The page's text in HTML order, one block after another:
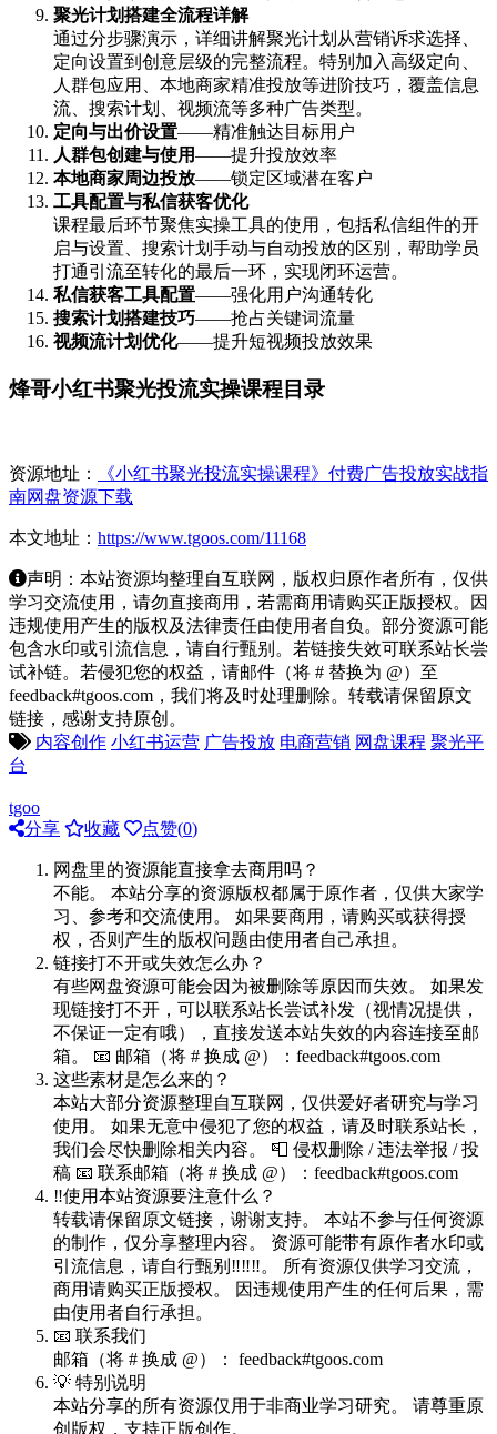
聚光计划搭建全流程详解
通过分步骤演示，详细讲解聚光计划从营销诉求选择、
定向设置到创意层级的完整流程。特别加入高级定向、
人群包应用、本地商家精准投放等进阶技巧，覆盖信息
流、搜索计划、视频流等多种广告类型。
定向与出价设置——精准触达目标用户
人群包创建与使用——提升投放效率
本地商家周边投放——锁定区域潜在客户
工具配置与私信获客优化
课程最后环节聚焦实操工具的使用，包括私信组件的开
启与设置、搜索计划手动与自动投放的区别，帮助学员
打通引流至转化的最后一环，实现闭环运营。
私信获客工具配置——强化用户沟通转化
搜索计划搭建技巧——抢占关键词流量
视频流计划优化——提升短视频投放效果
烽哥小红书聚光投流实操课程目录
资源地址：
《小红书聚光投流实操课程》付费广告投放实战指
南网盘资源下载
本文地址： https://www.tgoos.com/11168
声明：本站资源均整理自互联网，版权归原作者所有，仅供
学习交流使用，请勿直接商用，若需商用请购买正版授权。因
违规使用产生的版权及法律责任由使用者自负。部分资源可能
包含水印或引流信息，请自行甄别。若链接失效可联系站长尝
试补链。若侵犯您的权益，请邮件（将 # 替换为 @）至
feedback#tgoos.com，我们将及时处理删除。转载请保留原文
链接，感谢支持原创。
内容创作 小红书运营 广告投放 电商营销 网盘课程 聚光平
台
tgoo
分享
收藏 点赞(0)
网盘里的资源能直接拿去商用吗？
不能。 本站分享的资源版权都属于原作者，仅供大家学
习、参考和交流使用。 如果要商用，请购买或获得授
权，否则产生的版权问题由使用者自己承担。
链接打不开或失效怎么办？
有些网盘资源可能会因为被删除等原因而失效。 如果发
现链接打不开，可以联系站长尝试补发（视情况提供，
不保证一定有哦），直接发送本站失效的内容连接至邮
箱。 📧 邮箱（将 # 换成 @）：feedback#tgoos.com
这些素材是怎么来的？
本站大部分资源整理自互联网，仅供爱好者研究与学习
使用。 如果无意中侵犯了您的权益，请及时联系站长，
我们会尽快删除相关内容。 📮 侵权删除 / 违法举报 / 投
稿 📧 联系邮箱（将 # 换成 @）：feedback#tgoos.com
‼️使用本站资源要注意什么？
转载请保留原文链接，谢谢支持。 本站不参与任何资源
的制作，仅分享整理内容。 资源可能带有原作者水印或
引流信息，请自行甄别‼️‼️‼️。 所有资源仅供学习交流，
商用请购买正版授权。 因违规使用产生的任何后果，需
由使用者自行承担。
📧 联系我们
邮箱（将 # 换成 @）： feedback#tgoos.com
💡 特别说明
本站分享的所有资源仅用于非商业学习研究。 请尊重原
创版权，支持正版创作。